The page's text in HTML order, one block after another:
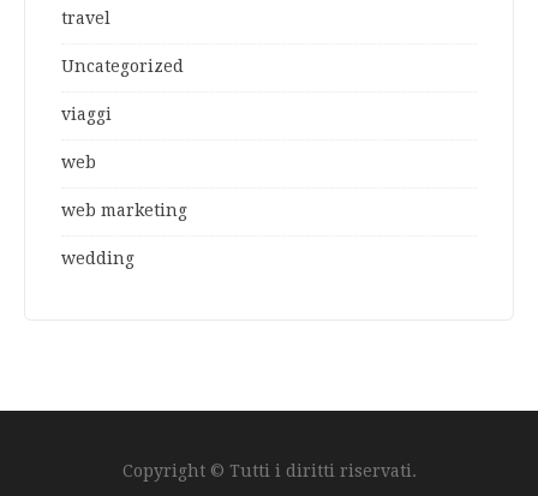
travel
Uncategorized
viaggi
web
web marketing
wedding
Copyright © Tutti i diritti riservati.